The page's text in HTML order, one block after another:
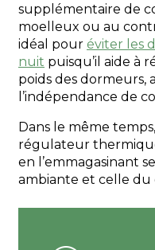
supplémentaire de
moelleux ou au
idéal pour éviter les
nuit puisqu’il aide à
poids des dormeurs,
l’indépendance de
Dans le même
régulateur
en l’emmagasinant
ambiante et celle du